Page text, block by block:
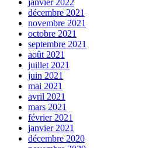
janvier 2022
décembre 2021
novembre 2021
octobre 2021
septembre 2021
août 2021
juillet 2021
juin 2021
mai 2021
avril 2021
mars 2021
février 2021
janvier 2021
décembre 2020